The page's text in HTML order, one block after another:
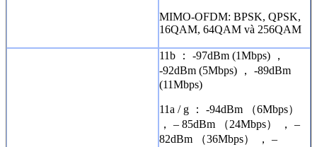
MIMO-OFDM: BPSK, QPSK,
16QAM, 64QAM và 256QAM
11b ： -97dBm (1Mbps) ，
-92dBm (5Mbps) ， -89dBm
(11Mbps)
11a / g ： -94dBm （6Mbps）
， – 85dBm （24Mbps） ， –
82dBm （36Mbps） ， –